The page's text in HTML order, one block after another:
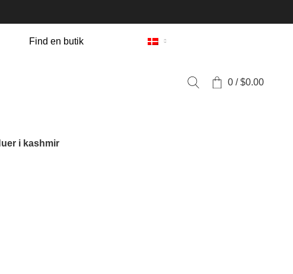
Find en butik
0/ $0.00
i kashmir